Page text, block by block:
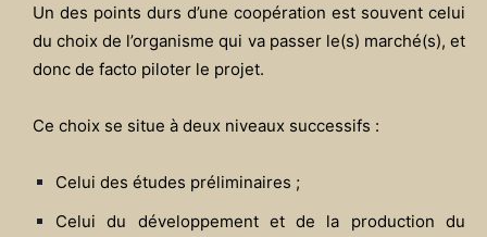
Un des points durs d’une coopération est souvent celui
du choix de l’organisme qui va passer le(s) marché(s), et
donc de facto piloter le projet.
Ce choix se situe à deux niveaux successifs :
Celui des études préliminaires ;
Celui du développement et de la production du